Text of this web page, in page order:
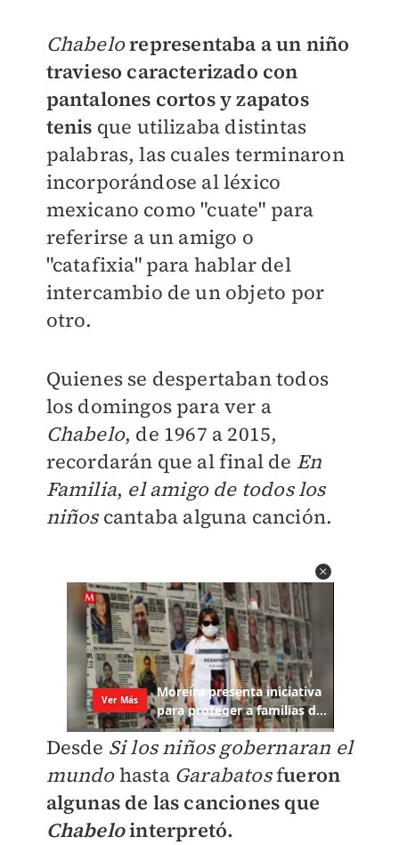
Chabelorepresentaba a un niño
travieso caracterizado con
pantalones cortos y zapatos
tenis que utilizaba distintas
palabras, las cuales terminaron
incorporándose al léxico
mexicano como "cuate" para
referirse a un amigo o
"catafixia" para hablar del
intercambio de un objeto por
otro.
Quienes se despertaban todos
los domingos para ver a
Chabelo, de 1967 a 2015,
recordarán que al final de En
Familia, el amigo de todos los
niñoscantaba alguna canción.
Desde Si los niños gobernaran el
mundohasta Garabatosfueron
algunas de las canciones que
Chabelointerpretó.